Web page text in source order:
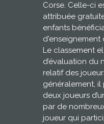
Corse. Celle-ci
attribuée
enfants
d'enseignement
Le classement
d’évaluation du
relatif des
généralement,
deux joueurs
par de
joueur qui